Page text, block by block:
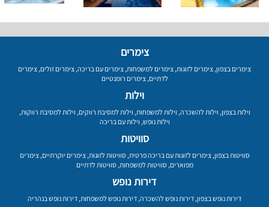
צימרים
צימרים בצפון, צימרים לזוגות, צימרים למשפחות, צימרים עם בריכה, צימרים זולים, צימרים
לדתיים,צימרים רומנטיים
וילות
וילות בצפון, וילות להשכרה, וילות למשפחות, וילות למסיבת רווקים, וילות למסיבת רווקות,
וילות נופש, וילות עם בריכה
סוויטות
סוויטות בצפון,צימרים לזוגות עם בריכה פרטית,סוויטות לזוגות,צימרים יוקרתיים,צימרים
מפוארים,סוויטות למשפחות,סוויטות לדתיים
דירות נופש
דירות נופש בצפון, דירות נופש להשכרה, דירות נופש למשפחות, דירות נופש בנהריה